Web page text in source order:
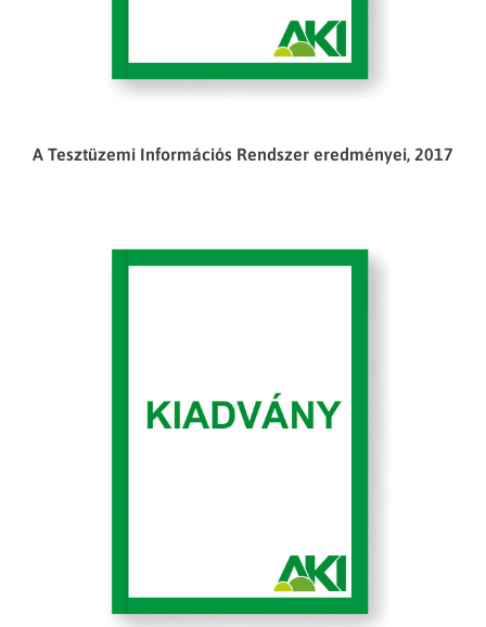
A Tesztüzemi Információs Rendszer eredményei, 2017